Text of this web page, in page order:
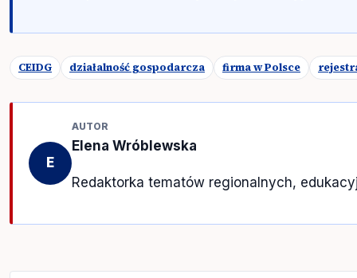
CEIDG działalność gospodarcza firma w Polsce
E
AUTOR
Elena Wróblewska
Redaktorka tematów regionalnych,